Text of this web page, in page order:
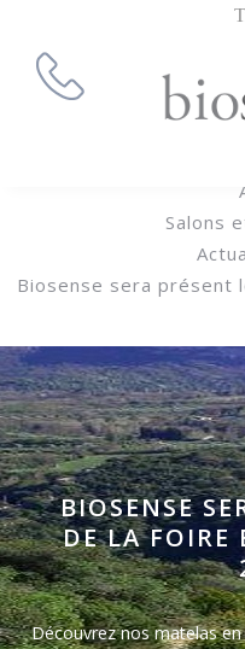
Salons
Biosense sera présent
BIOSENSE
DE LA FOIRE
Découvrez nos matelas